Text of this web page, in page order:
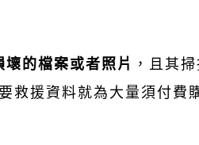
的檔案或者照片 ，且其
援資料就為大量須付費